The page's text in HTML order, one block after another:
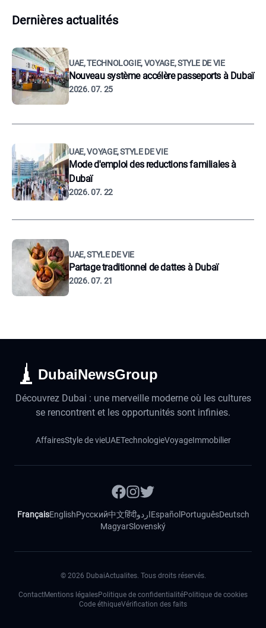
Dernières actualités
UAE, TECHNOLOGIE, VOYAGE, STYLE DE VIE
Nouveau système accélère passeports à Dubaï
2026. 07. 25
UAE, VOYAGE, STYLE DE VIE
Mode d'emploi des reductions familiales à
Dubaï
2026. 07. 22
UAE, STYLE DE VIE
Partage traditionnel de dattes à Dubaï
2026. 07. 21
DubaiNewsGroup
Découvrez Dubai : une merveille moderne où les cultures
se rencontrent et les opportunités sont infinies.
AffairesStyle de vieUAETechnologieVoyageImmobilier
FrançaisEnglishРусский中文हिंदीاردوEspañol PortuguêsDeutsch
MagyarSlovenský
© 2026 DubaiActualites. Tous droits réservés.
ContactMentions légalesPolitique de confidentialitéPolitique de cookies
Code éthiqueVérification des faits